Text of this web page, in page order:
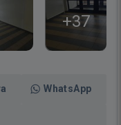
+37
WhatsApp